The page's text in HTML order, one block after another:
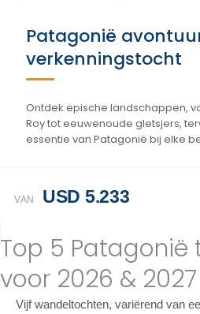
Patagonië
verkenningstocht
Ontdek epische landschappen,
Roy tot eeuwenoude gletsjers,
essentie van Patagonië bij elke
VAN USD 5.233
Top 5 Patagonië
voor 2026 & 2027
Vijf wandeltochten, variërend van